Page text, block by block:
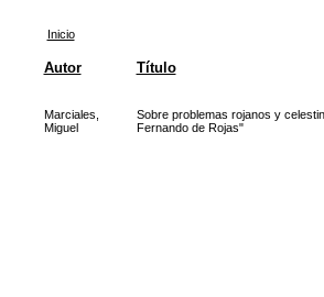
Inicio
Autor Título
Marciales,
Miguel
Sobre problemas rojanos y
Fernando de Rojas"